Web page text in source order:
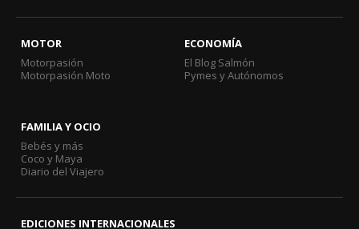
MOTOR
Motorpasión
Motorpasión Moto
ECONOMÍA
El Blog Salmón
Pymes y Autónomos
FAMILIA Y OCIO
Bebés y más
Coco y Maya
Diario del Viajero
EDICIONES INTERNACIONALES